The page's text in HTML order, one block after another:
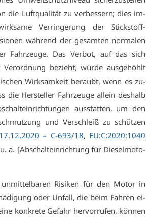
die Luft­qua­li­tät zu ver­bes­sern; dies im­
Ver­rin­ge­rung der Stick­stoff­
wäh­rend der ge­sam­ten nor­ma­len
Fahr­zeu­ge. Das Ver­bot, auf das sich
be­zieht, wür­de aus­ge­höhlt
Wirk­sam­keit be­raubt, wenn es zu­
die Her­stel­ler Fahr­zeu­ge al­lein des­halb
aus­stat­ten, um den
und Ver­schleiß zu schüt­zen
– C-693/18, EU:C:2020:1040
u. a. [Ab­schalt­ein­rich­tung für Die­sel­mo­to­
Ri­si­ken für den Mo­tor in
oder Un­fall, die beim Fah­ren ei­
kon­kre­te Ge­fahr her­vor­ru­fen, kön­nen